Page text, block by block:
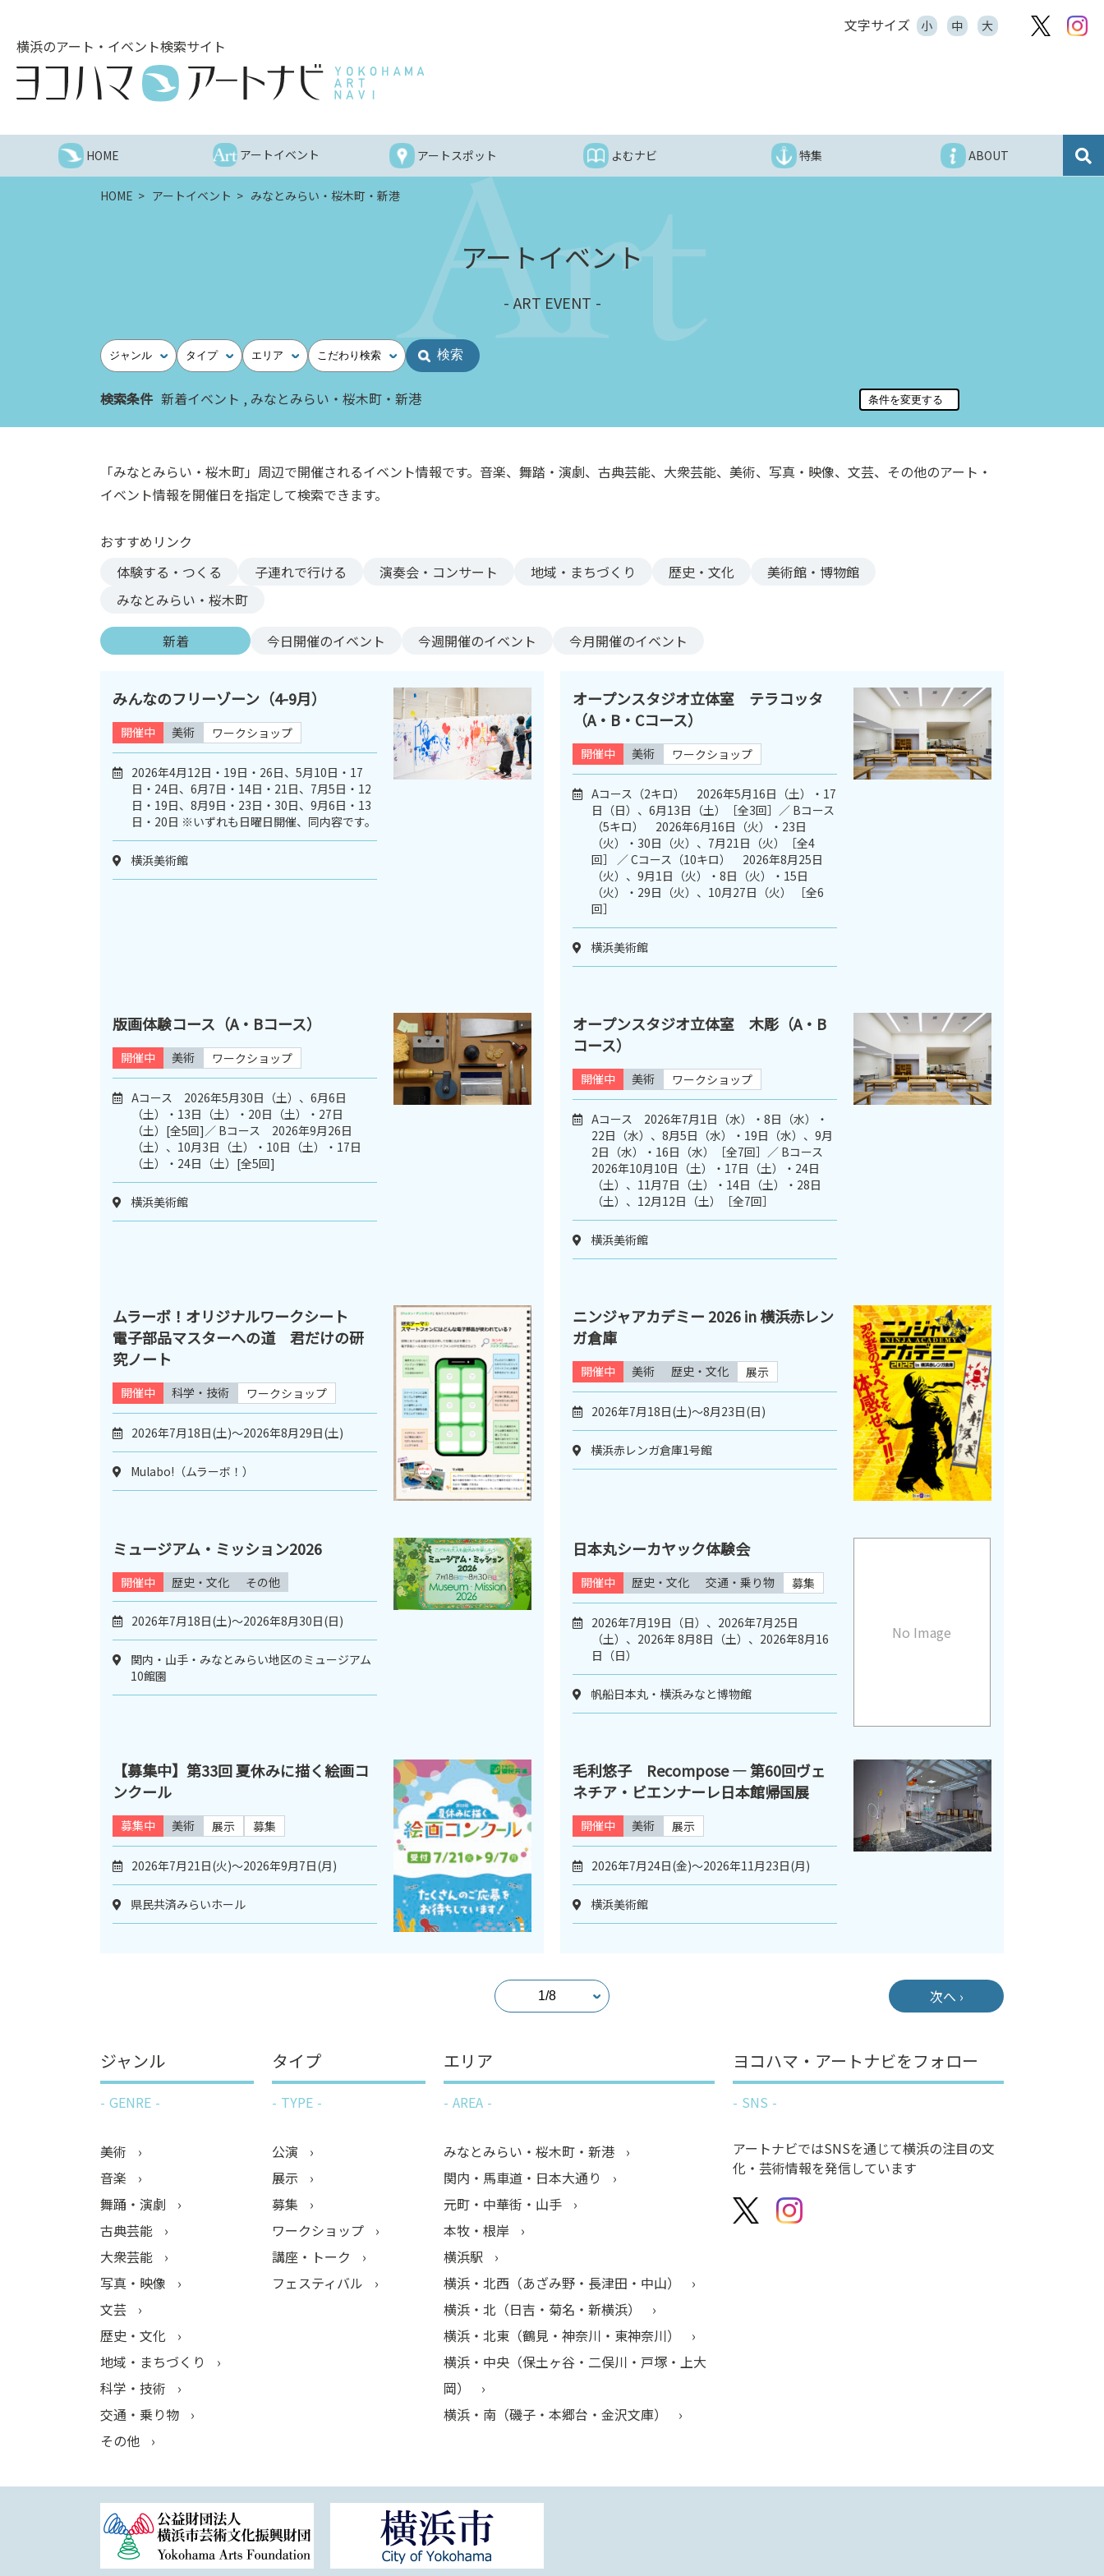
へ
文字サイズ 小 中 大
横浜のアート・イベント検索サイト
HOME アートイベント アートスポット よむナビ 特集 ABOUT
HOME アートイベント みなとみらい・桜木町・新港
アートイベント
ART EVENT
ジャンル タイプ エリア こだわり検索
検索条件 新着イベント みなとみらい・桜木町・新港
「みなとみらい・桜木町」周辺で開催されるイベント情報です。音楽、舞踏・演劇、古典芸能、大衆芸能、美術、写真・映像、文芸、その他のアート・
イベント情報を開催日を指定して検索できます。
おすすめリンク
体験する・つくる
子連れで行ける 演奏会・コンサート 地域・まちづくり 歴史・文化
美術館・博物館
みなとみらい・桜木町
新着 今日開催のイベント 今週開催のイベント 今月開催のイベント
みんなのフリーゾーン（4-9月）
開催中 美術 ワークショップ
2026年4月12日・19日・26日、5月10日・17
日・24日、6月7日・14日・21日、7月5日・12
日・19日、8月9日・23日・30日、9月6日・13
日・20日 ※いずれも日曜日開催、同内容です。
横浜美術館
オープンスタジオ立体室 テラコッタ
（A・B・Cコース）
開催中 美術 ワークショップ
Aコース（2キロ） 2026年5月16日（土）・17
日（日）、6月13日（土）［全3回］／ Bコース
（5キロ） 2026年6月16日（火）・23日
（火）・30日（火）、7月21日（火）［全4
回］ ／ Cコース（10キロ） 2026年8月25日
（火）、9月1日（火）・8日（火）・15日
（火）・29日（火）、10月27日（火） ［全6
回］
横浜美術館
版画体験コース（A・Bコース）
開催中 美術 ワークショップ
Aコース 2026年5月30日（土）、6月6日
（土）・13日（土）・20日（土）・27日
（土）[全5回]／ Bコース 2026年9月26日
（土）、10月3日（土）・10日（土）・17日
（土）・24日（土）[全5回]
横浜美術館
オープンスタジオ立体室 木彫（A・B
コース）
開催中 美術 ワークショップ
Aコース 2026年7月1日（水）・8日（水）・
22日（水）、8月5日（水）・19日（水）、9月
2日（水）・16日（水）［全7回］／ Bコース
2026年10月10日（土）・17日（土）・24日
（土）、11月7日（土）・14日（土）・28日
（土）、12月12日（土）［全7回］
横浜美術館
ムラーボ！オリジナルワークシート
電子部品マスターへの道 君だけの研
究ノート
開催中 科学・技術 ワークショップ
2026年7月18日(土)～2026年8月29日(土)
Mulabo!（ムラーボ！）
ニンジャアカデミー 2026 in 横浜赤レン
ガ倉庫
開催中 美術 歴史・文化 展示
2026年7月18日(土)～8月23日(日)
横浜赤レンガ倉庫1号館
ミュージアム・ミッション2026
開催中 歴史・文化 その他
2026年7月18日(土)～2026年8月30日(日)
関内・山手・みなとみらい地区のミュージアム
10館園
No Image
日本丸シーカヤック体験会
開催中 歴史・文化 交通・乗り物 募集
2026年7月19日（日）、2026年7月25日
（土）、2026年 8月8日（土）、2026年8月16
日（日）
帆船日本丸・横浜みなと博物館
【募集中】第33回 夏休みに描く絵画コ
ンクール
募集中 美術 展示 募集
2026年7月21日(火)～2026年9月7日(月)
県民共済みらいホール
毛利悠子 Recompose ― 第60回ヴェ
ネチア・ビエンナーレ日本館帰国展
開催中 美術 展示
2026年7月24日(金)～2026年11月23日(月)
横浜美術館
次へ ›
ジャンル
GENRE
美術
音楽
舞踊・演劇
古典芸能
大衆芸能
写真・映像
文芸
歴史・文化
地域・まちづくり
科学・技術
交通・乗り物
その他
タイプ
TYPE
公演
展示
募集
ワークショップ
講座・トーク
フェスティバル
エリア
AREA
みなとみらい・桜木町・新港
関内・馬車道・日本大通り
元町・中華街・山手
本牧・根岸
横浜駅
横浜・北西（あざみ野・長津田・中山）
横浜・北（日吉・菊名・新横浜）
横浜・北東（鶴見・神奈川・東神奈川）
横浜・中央（保土ヶ谷・二俣川・戸塚・上大
岡）
横浜・南（磯子・本郷台・金沢文庫）
ヨコハマ・アートナビをフォロー
SNS
アートナビではSNSを通じて横浜の注目の文
化・芸術情報を発信しています